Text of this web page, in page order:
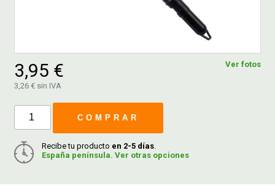
Ver fotos
3,95 €
3,26 € sin IVA
COMPRAR
Recibe tu producto en 2-5 días.
España península. Ver otras opciones
FERROVICMAR
DESPIECE